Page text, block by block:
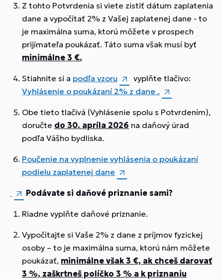
Z tohto Potvrdenia si viete zistiť dátum zaplatenia
dane a vypočítať 2% z Vašej zaplatenej dane - to
je maximálna suma, ktorú môžete v prospech
prijímateľa poukázať. Táto suma však musí byť
minimálne 3 €.
Stiahnite si a podľa vzoru
vyplňte tlačivo:
Vyhlásenie o poukázaní 2% z dane .
Obe tieto tlačivá (Vyhlásenie spolu s Potvrdením),
doručte do 30. apríla 2026 na daňový úrad
podľa Vášho bydliska.
Poučenie na vyplnenie vyhlásenia o poukázaní
podielu zaplatenej dane
Podávate si daňové priznanie sami?
Riadne vyplňte daňové priznanie.
Vypočítajte si Vaše 2% z dane z príjmov fyzickej
osoby – to je maximálna suma, ktorú nám môžete
poukázať, minimálne však 3 €, ak chceš darovať
3 %, zaškrtneš políčko 3 % a k priznaniu